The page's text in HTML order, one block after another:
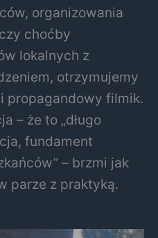
organizowania
choćby
lokalnych z
otrzymujemy
propagandowy filmik.
– że to „długo
fundament
– brzmi jak
parze z praktyką.